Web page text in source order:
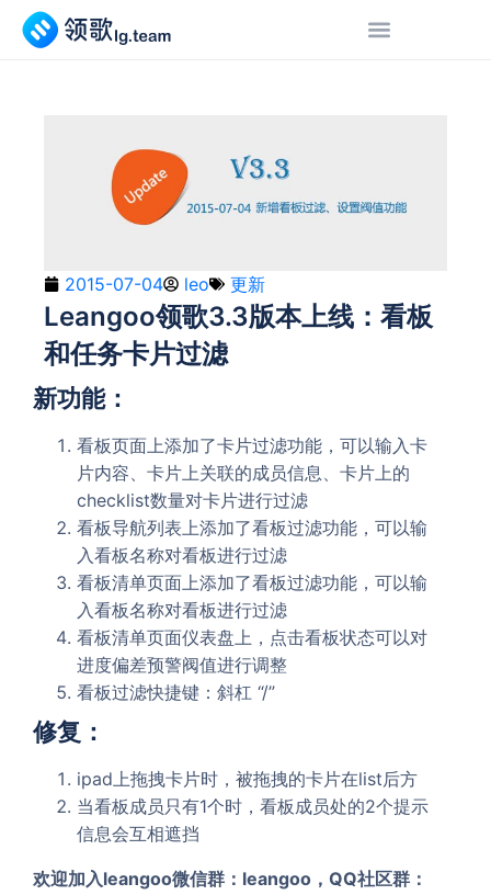
2015-07-04 leo 更新
Leangoo领歌3.3版本上线：看板
和任务卡片过滤
新功能：
看板页面上添加了卡片过滤功能，可以输入卡
片内容、卡片上关联的成员信息、卡片上的
checklist数量对卡片进行过滤
看板导航列表上添加了看板过滤功能，可以输
入看板名称对看板进行过滤
看板清单页面上添加了看板过滤功能，可以输
入看板名称对看板进行过滤
看板清单页面仪表盘上，点击看板状态可以对
进度偏差预警阀值进行调整
看板过滤快捷键：斜杠 “/”
修复：
ipad上拖拽卡片时，被拖拽的卡片在list后方
当看板成员只有1个时，看板成员处的2个提示
信息会互相遮挡
欢迎加入leangoo微信群：leangoo，QQ社区群：